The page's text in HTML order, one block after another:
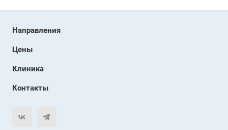
Направления
Цены
Клиника
Контакты